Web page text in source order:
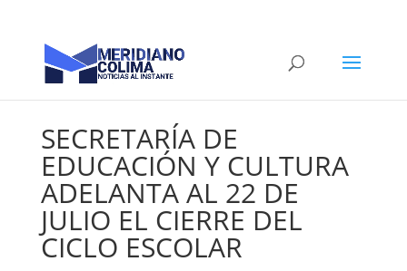
SECRETARÍA DE
EDUCACIÓN Y CULTURA
ADELANTA AL 22 DE
JULIO EL CIERRE DEL
CICLO ESCOLAR